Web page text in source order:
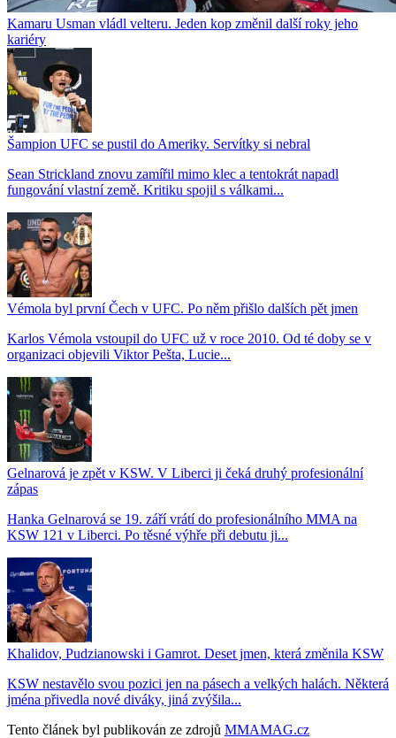
Kamaru Usman vládl velteru. Jeden kop změnil další roky jeho
kariéry
Šampion UFC se pustil do Ameriky. Servítky si nebral
Sean Strickland znovu zamířil mimo klec a tentokrát napadl
fungování vlastní země. Kritiku spojil s válkami...
Vémola byl první Čech v UFC. Po něm přišlo dalších pět jmen
Karlos Vémola vstoupil do UFC už v roce 2010. Od té doby se v
organizaci objevili Viktor Pešta, Lucie...
Gelnarová je zpět v KSW. V Liberci ji čeká druhý profesionální
zápas
Hanka Gelnarová se 19. září vrátí do profesionálního MMA na
KSW 121 v Liberci. Po těsné výhře při debutu ji...
Khalidov, Pudzianowski i Gamrot. Deset jmen, která změnila KSW
KSW nestavělo svou pozici jen na pásech a velkých halách. Některá
jména přivedla nové diváky, jiná zvýšila...
Tento článek byl publikován ze zdrojů MMAMAG.cz